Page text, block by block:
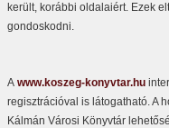
került, korábbi oldalaiért. Ezek
gondoskodni.
A www.koszeg-konyvtar.hu
regisztrációval is látogatható. A
Kálmán Városi Könyvtár